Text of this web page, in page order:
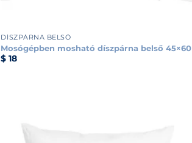
DÍSZPÁRNA BELSŐ
Mosógépben mosható díszpárna belső 45×60
$ 18